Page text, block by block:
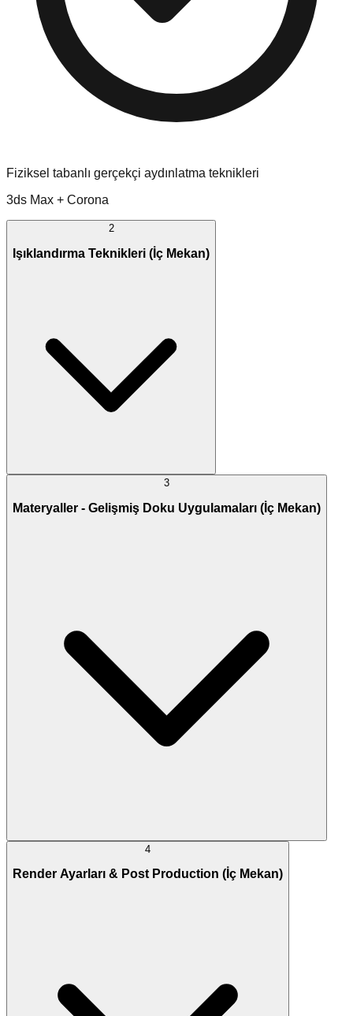
Fiziksel tabanlı gerçekçi aydınlatma teknikleri
3ds Max + Corona
2
Işıklandırma Teknikleri (İç Mekan)
3
Materyaller - Gelişmiş Doku Uygulamaları (İç Mekan)
4
Render Ayarları & Post Production (İç Mekan)